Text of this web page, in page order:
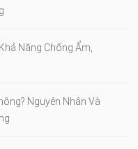
Năng Chống Ẩm,
Nguyên Nhân Và